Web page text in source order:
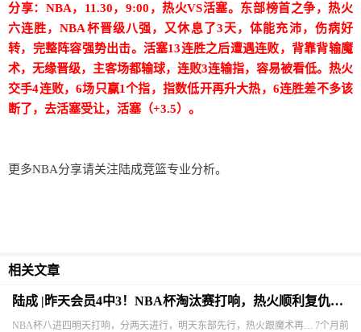
相关文章
陆成 |昨天会员4中3！NBA杯淘汰赛打响，热火顺利复仇魔术晋级？
7个月前
分享：NBA，11.30，9:00，热火VS活塞。东部榜首之争，热火
六连胜，NBA杯晋级八强，又休息了3天，体能充沛，伤病好
转，完整阵容强势出击。活塞13连胜之后遭遇连败，背靠背输魔
术，无缘晋级，主客场都输球，连败3连输指，容易被看低。热火
交手4连败，6场只赢1个指，指数低开再升大热，6连胜差不多该
断了，去活塞受让，活塞（+3.5）。
更多NBA分享请关注陆成竞篮专业分析。